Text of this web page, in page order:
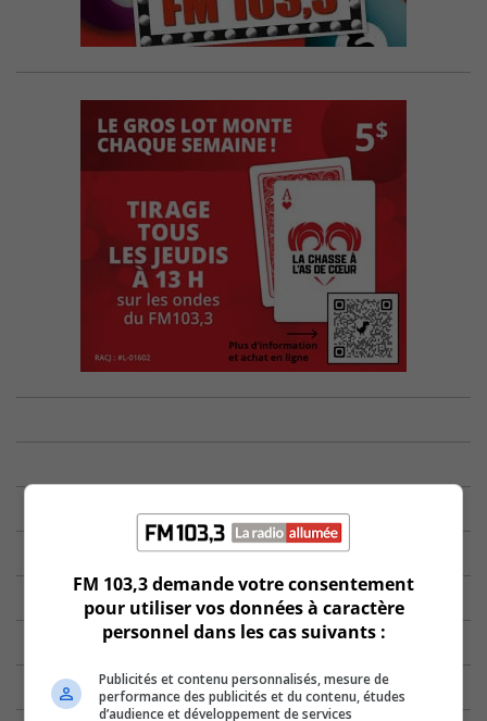
FM 103,3 demande votre consentement
pour utiliser vos données à caractère
personnel dans les cas suivants :
Publicités et contenu personnalisés, mesure de
performance des publicités et du contenu, études
d’audience et développement de services